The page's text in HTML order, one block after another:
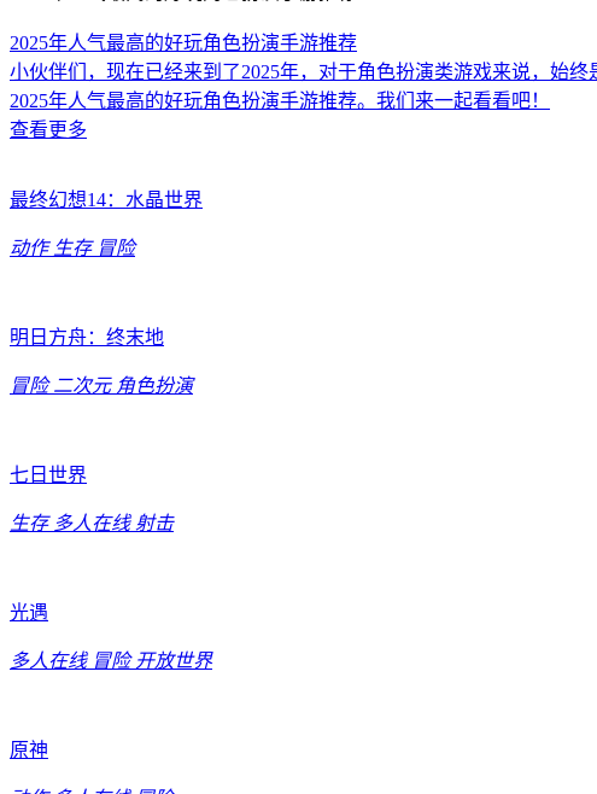
2025年人气最高的好玩角色扮演手游推荐
小伙伴们，现在已经来到了2025年，对于角色扮演类游戏来说，始
2025年人气最高的好玩角色扮演手游推荐。我们来一起看看吧！
查看更多
最终幻想14：水晶世界
动作 生存 冒险
明日方舟：终末地
冒险 二次元 角色扮演
七日世界
生存 多人在线 射击
光遇
多人在线 冒险 开放世界
原神